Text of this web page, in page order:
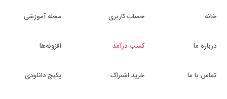
خانه
درباره ما
تماس با ما
حساب کاربری
کسب درآمد
خرید اشتراک
مجله آموزشی
افزونه‌ها
پکیج دانلودی